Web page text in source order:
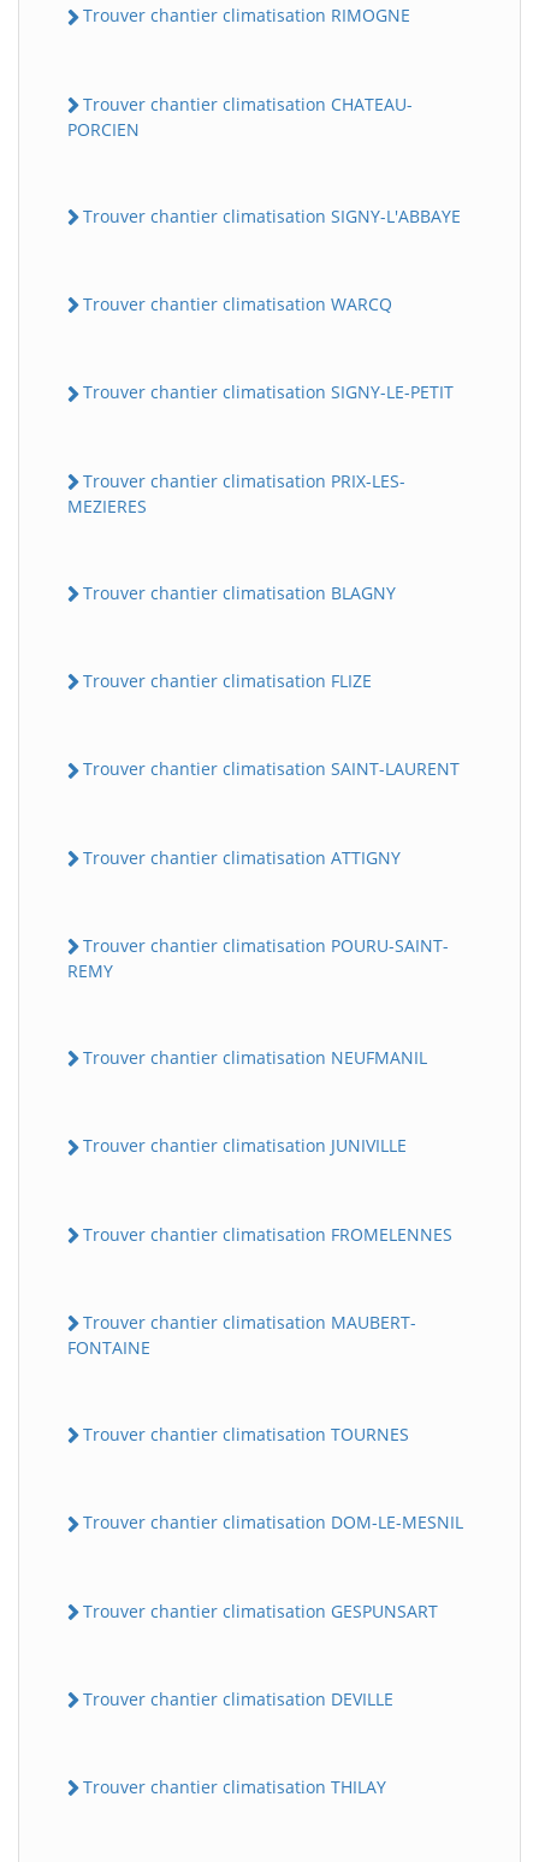
Trouver chantier climatisation RIMOGNE
Trouver chantier climatisation CHATEAU-
PORCIEN
Trouver chantier climatisation SIGNY-L'ABBAYE
Trouver chantier climatisation WARCQ
Trouver chantier climatisation SIGNY-LE-PETIT
Trouver chantier climatisation PRIX-LES-
MEZIERES
Trouver chantier climatisation BLAGNY
Trouver chantier climatisation FLIZE
Trouver chantier climatisation SAINT-LAURENT
Trouver chantier climatisation ATTIGNY
Trouver chantier climatisation POURU-SAINT-
REMY
Trouver chantier climatisation NEUFMANIL
Trouver chantier climatisation JUNIVILLE
Trouver chantier climatisation FROMELENNES
Trouver chantier climatisation MAUBERT-
FONTAINE
Trouver chantier climatisation TOURNES
Trouver chantier climatisation DOM-LE-MESNIL
Trouver chantier climatisation GESPUNSART
Trouver chantier climatisation DEVILLE
Trouver chantier climatisation THILAY